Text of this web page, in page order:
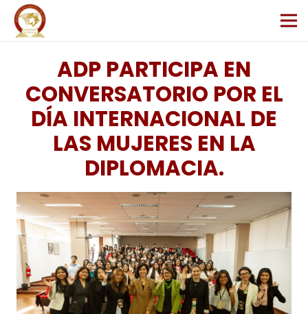
ADP PARTICIPA EN
CONVERSATORIO POR EL
DÍA INTERNACIONAL DE
LAS MUJERES EN LA
DIPLOMACIA.